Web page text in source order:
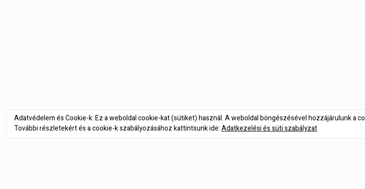
Adatvédelem és Cookie-k: Ez a weboldal cookie-kat (sütiket) használ. A weboldal böngészésével hozzájárulunk a
További részletekért és a cookie-k szabályozásához kattintsunk ide:Adatkezelési és süti szabályzat